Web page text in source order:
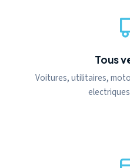
Tous
Voitures, utilitaires,